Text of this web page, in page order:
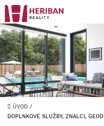
ÚVOD /
DOPLNKOVÉ SLUŽBY, ZNALCI,